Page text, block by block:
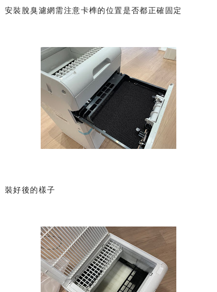
安裝脫臭濾網需注意卡榫的位置是否都正確固定
裝好後的樣子